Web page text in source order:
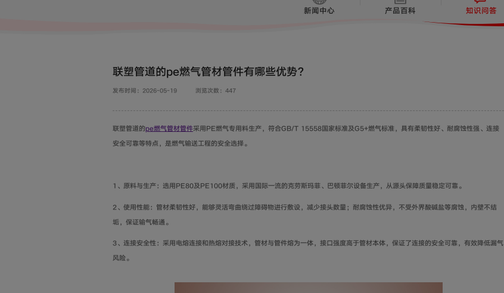
新闻中心 产品百科 知识问答
联塑管道的pe燃气管材管件有哪些优势？
发布时间：2026-05-19 浏览次数：447
联塑管道的pe燃气管材管件采用PE燃气专用料生产，符合GB/T 15558国家标准及G5+燃气标准，具有柔韧性好、耐腐蚀性强、连接
安全可靠等特点，是燃气输送工程的安全选择。
1、原料与生产：选用PE80及PE100材质，采用国际一流的克劳斯玛菲、巴顿菲尔设备生产，从源头保障质量稳定可靠。
2、使用性能：管材柔韧性好，能够灵活弯曲绕过障碍物进行敷设，减少接头数量；耐腐蚀性优异，不受外界酸碱盐等腐蚀，内壁不结
垢，保证输气畅通。
3、连接安全性：采用电熔连接和热熔对接技术，管材与管件熔为一体，接口强度高于管材本体，保证了连接的安全可靠，有效降低漏气
风险。